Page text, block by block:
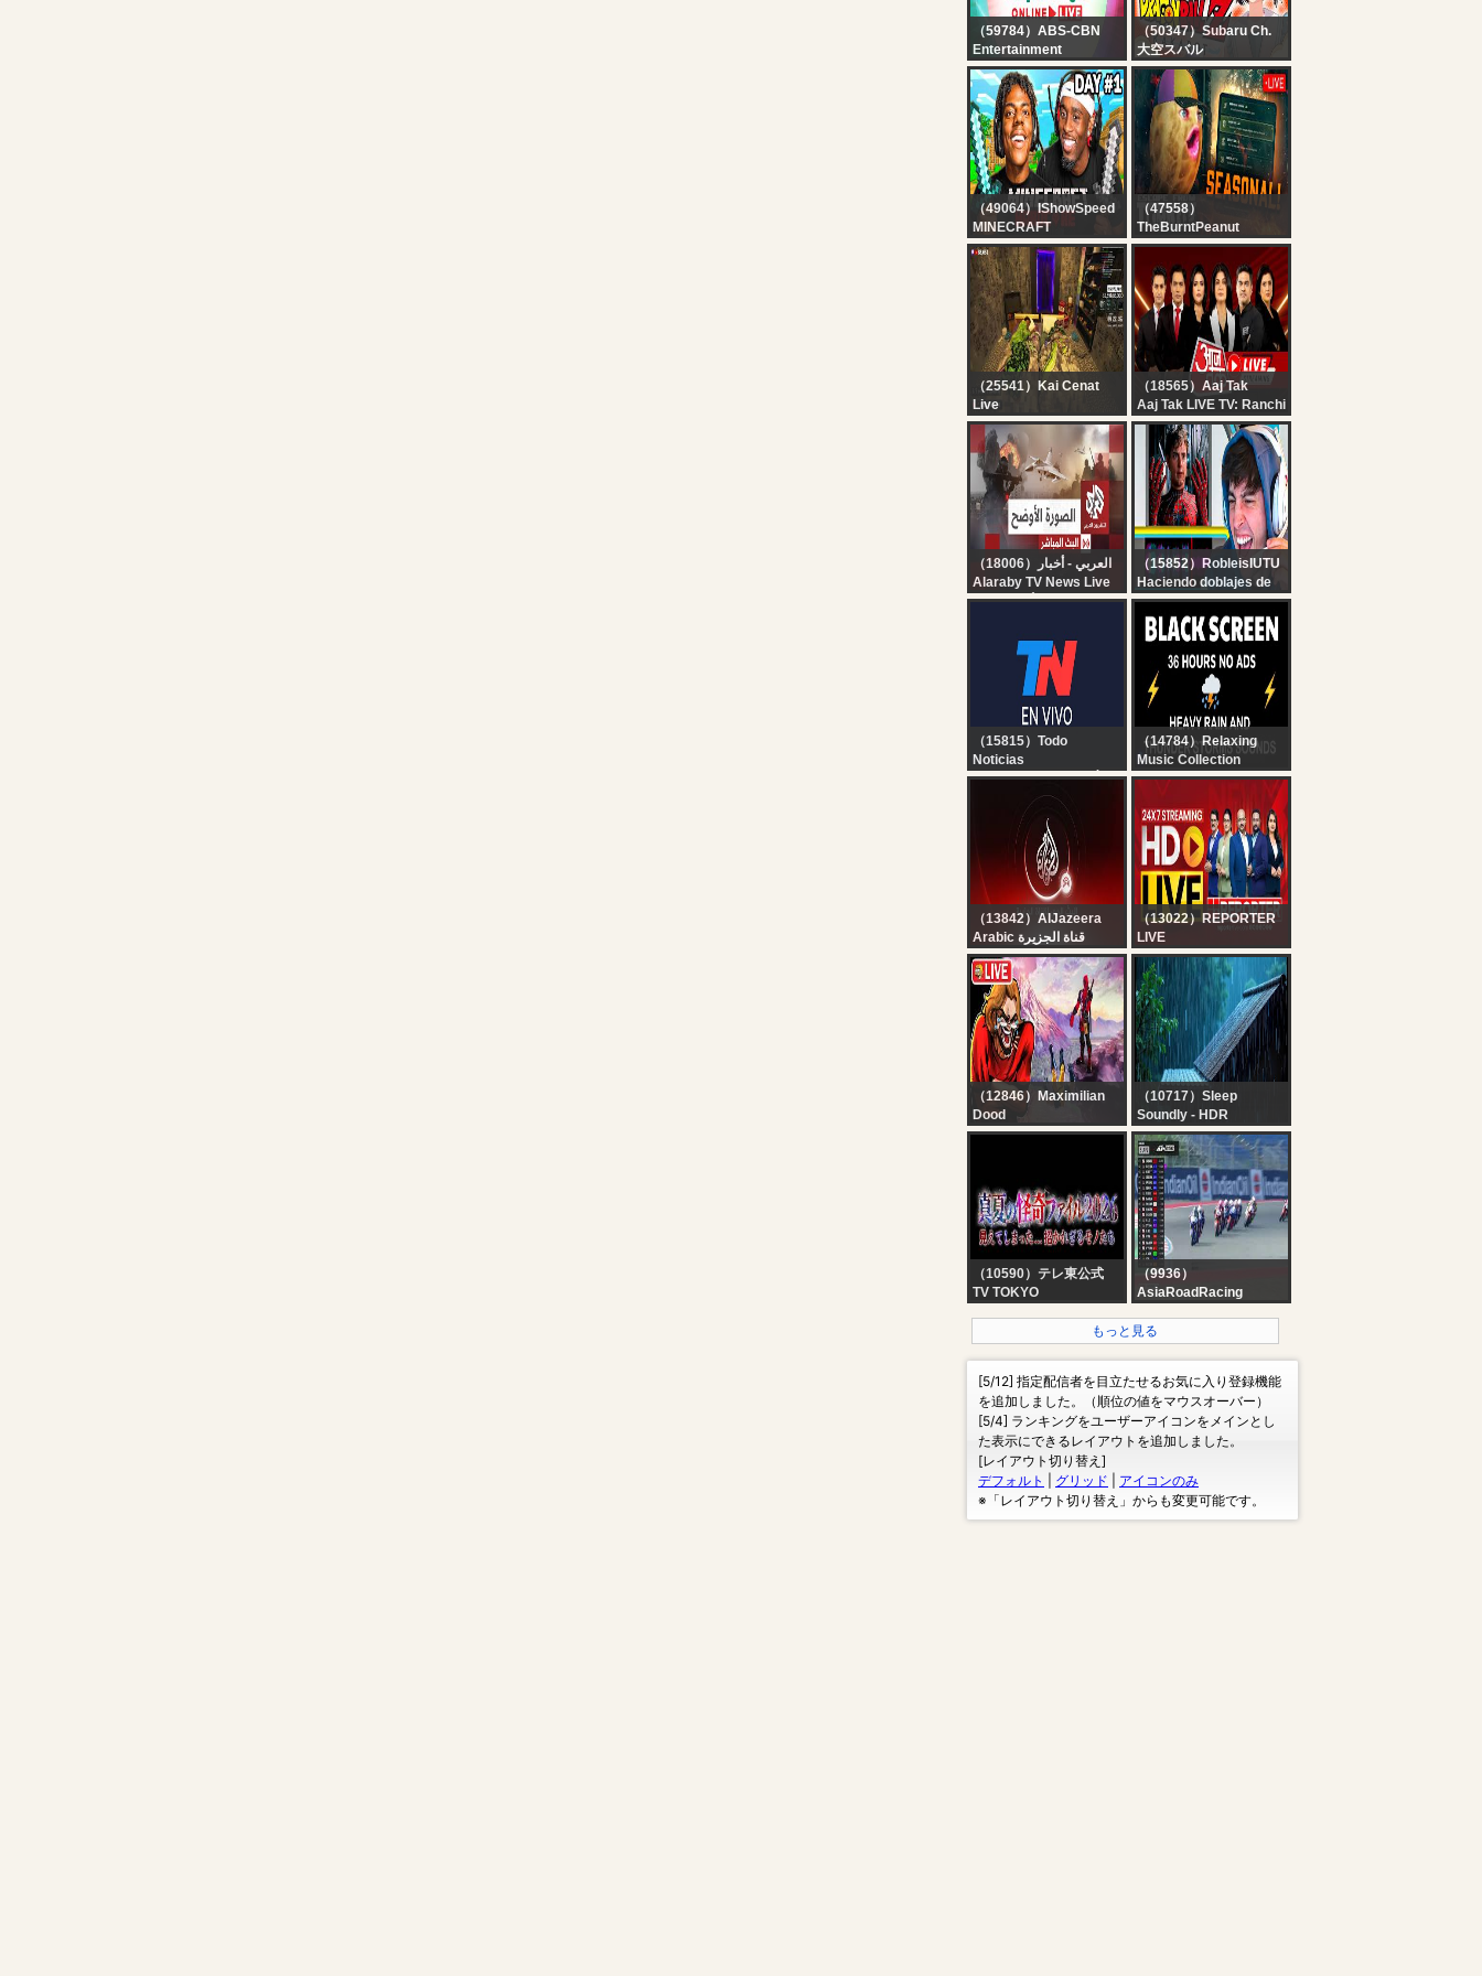
（59784）ABS-CBN
Entertainment
Kapamilya Online Live |
August 8, 2026
（50347）Subaru Ch.
大空スバル
【#6】ドラゴンボールカ
カロットやるしゅばああ
あああああああああああ
あああああああああああ
あああ！！！！！！【ホ
ロライブ/大空スバル】
（49064）IShowSpeed
MINECRAFT
HARDCORE ALL
BOSSES DAY 1 ???‍♂️ft.
KaiCenat
（47558）
TheBurntPeanut
?LIVE | TARKOV
SEASONAL | DAY 5 |
LABYRINTH QUEST |
GIMMICK X JOHN |
FREAK BOB FRIDAY |
#BUNGULATE
（25541）Kai Cenat
Live
KAI X SPEED
MINECRAFT
MARATHON BEATING
ALL BOSSES
*HARDCORE* DAY 1
PART 1
（18565）Aaj Tak
Aaj Tak LIVE TV: Ranchi
Student Protest | PM
Modi | Rahul Gandhi |
CM Yogi | Hindi News
（18006）العربي - أخبار
Alaraby TV News Live
قناة العربي أخبار | البث
（15852）RobleisIUTU
Haciendo doblajes de
Películas y viernes con
Thiago, Tatatito y Mati
??
（15815）Todo
Noticias
TN EN VIVO - SEGUÍ LA
TRANSMISIÓN EN VIVO
DE TODO NOTICIAS
（14784）Relaxing
Music Collection
? Heavy Rain and
Thunder Sounds for
Sleeping - Black
Screen | Perfect
Thunderstorm for Rest,
Live
（13842）AlJazeera
Arabic قناة الجزيرة
البث الحي لقناة الجزيرة |
التغطية مستمرة
（13022）REPORTER
LIVE
24x7 Reporter Live TV |
Kerala Rain Alert Live |
HD Streaming | Latest
Malayalam News |
Reporter
（12846）Maximilian
Dood
More TOKON &
（10717）Sleep
Soundly - HDR
No Ads Rain Sounds
for Sleeping - ASMR
Rain and Thunder
Sounds For Sleeping,
Relaxing
（10590）テレ東公式
TV TOKYO
イル2026 #恐怖 #心霊
（9936）
AsiaRoadRacing
Road Racing
Championship 2026,
もっと見る
[5/12] 指定配信者を目立たせるお気に入り登録機能
を追加しました。（順位の値をマウスオーバー）
[5/4] ランキングをユーザーアイコンをメインとし
た表示にできるレイアウトを追加しました。
[レイアウト切り替え]
デフォルト
グリッド
アイコンのみ
※「レイアウト切り替え」からも変更可能です。